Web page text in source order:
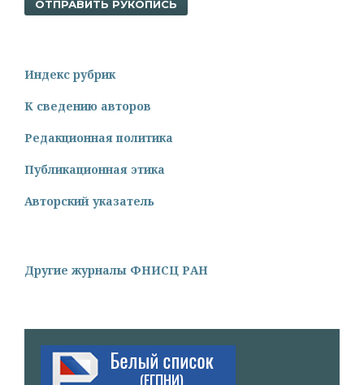
ОТПРАВИТЬ РУКОПИСЬ
Индекс рубрик
К сведению авторов
Редакционная политика
Публикационная этика
Авторский указатель
Другие журналы ФНИСЦ РАН